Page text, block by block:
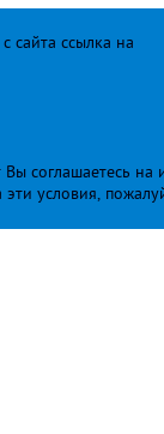
сайта ссылка на
соглашаетесь
условия,